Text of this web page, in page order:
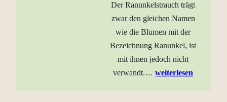
Der Ranunkelstrauch trägt
zwar den gleichen Namen
wie die Blumen mit der
Bezeichnung Ranunkel, ist
mit ihnen jedoch nicht
verwandt.…weiterlesen